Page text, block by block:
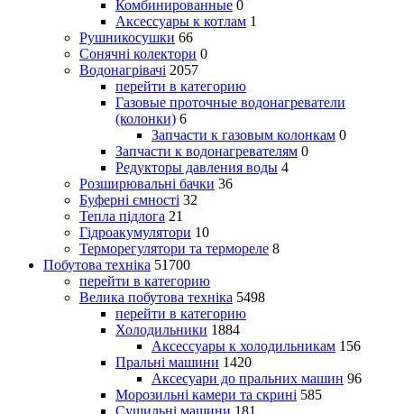
Комбинированные 0
Аксессуары к котлам 1
Рушникосушки 66
Сонячні колектори 0
Водонагрівачі 2057
перейти в категорию
Газовые проточные водонагреватели
(колонки) 6
Запчасти к газовым колонкам 0
Запчасти к водонагревателям 0
Редукторы давления воды 4
Розширювальні бачки 36
Буферні ємності 32
Тепла підлога 21
Гідроакумулятори 10
Терморегулятори та термореле 8
Побутова техніка 51700
перейти в категорию
Велика побутова техніка 5498
перейти в категорию
Холодильники 1884
Аксессуары к холодильникам 156
Пральні машини 1420
Аксесуари до пральних машин 96
Морозильні камери та скрині 585
Сушильні машини 181